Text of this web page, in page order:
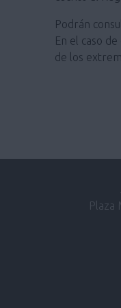
Podrán
En el caso
de los
Plaza